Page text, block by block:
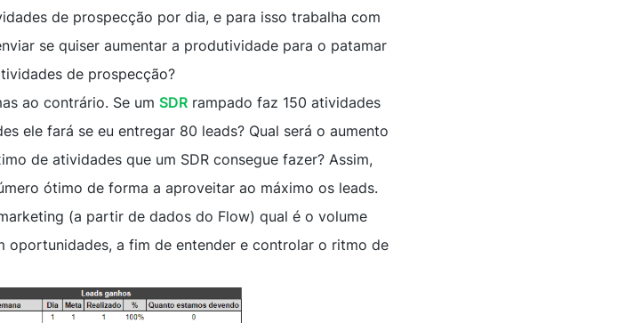
de prospecção por dia, e para isso trabalha com
se quiser aumentar a produtividade para o patamar
de prospecção?
ao contrário. Se um SDRrampado faz 150 atividades
ele fará se eu entregar 80 leads? Qual será o aumento
de atividades que um SDR consegue fazer? Assim,
ótimo de forma a aproveitar ao máximo os leads.
(a partir de dados do Flow) qual é o volume
oportunidades, a fim de entender e controlar o ritmo de